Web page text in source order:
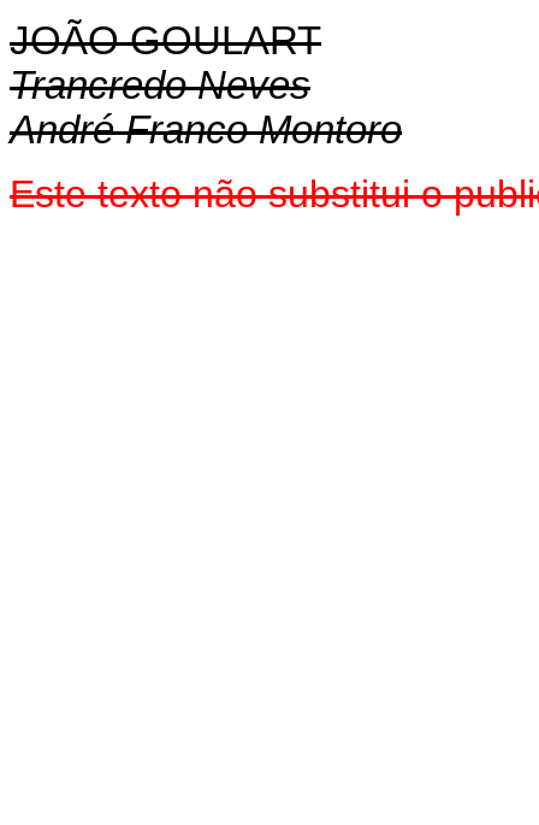
JOÃO GOULART
Trancredo Neves
André Franco Montoro
Este texto não substitui o